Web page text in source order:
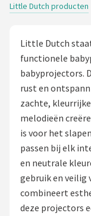
Blog
Nachtlampjes
Slaaphulpen
Shop
POPULAIRE
Alecto
Little Dutch producten
Little Dutch
functionele
babyprojectors.
rust en
zachte,
melodieën
is voor het
passen bij elk
en neutrale
gebruik en
combineert
deze projectors